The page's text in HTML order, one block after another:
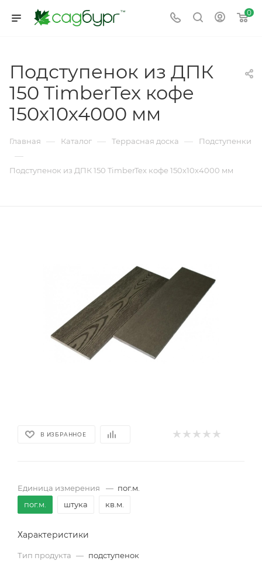
0
Подступенок из ДПК
150 TimberTex кофе
150х10х4000 мм
Главная — Каталог — Террасная доска — Подступенки
—
Подступенок из ДПК 150 TimberTex кофе 150х10х4000 мм
В ИЗБРАННОЕ
Единица измерения — пог.м.
пог.м.
штука кв.м.
Характеристики
Тип продукта — подступенок